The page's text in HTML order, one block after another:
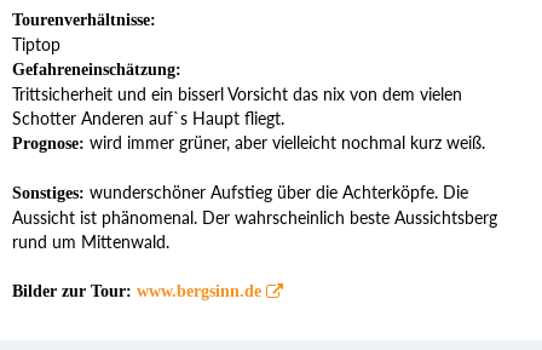
Tourenverhältnisse:
Tiptop
Gefahreneinschätzung:
Trittsicherheit und ein bisserl Vorsicht das nix von dem vielen
Schotter Anderen auf`s Haupt fliegt.
Prognose: wird immer grüner, aber vielleicht nochmal kurz weiß.
Sonstiges: wunderschöner Aufstieg über die Achterköpfe. Die
Aussicht ist phänomenal. Der wahrscheinlich beste Aussichtsberg
rund um Mittenwald.
Bilder zur Tour: www.bergsinn.de